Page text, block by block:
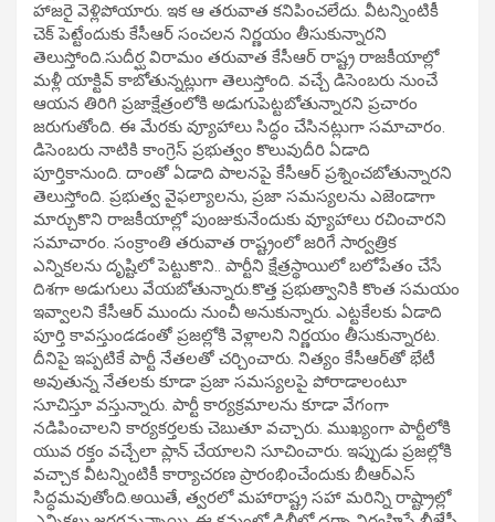
హాజరై వెళ్లిపోయారు. ఇక ఆ తరువాత కనిపించలేదు. వీటన్నింటికీ
చెక్ పెట్టేందుకు కేసీఆర్ సంచలన నిర్ణయం తీసుకున్నారని
తెలుస్తోంది.సుదీర్ఘ విరామం తరువాత కేసీఆర్ రాష్ట్ర రాజకీయాల్లో
మళ్లీ యాక్టివ్ కాబోతున్నట్లుగా తెలుస్తోంది. వచ్చే డిసెంబరు నుంచే
ఆయన తిరిగి ప్రజాక్షేత్రంలోకి అడుగుపెట్టబోతున్నారని ప్రచారం
జరుగుతోంది. ఈ మేరకు వ్యూహాలు సిద్ధం చేసినట్లుగా సమాచారం.
డిసెంబరు నాటికి కాంగ్రెస్ ప్రభుత్వం కొలువుదీరి ఏడాది
పూర్తికానుంది. దాంతో ఏడాది పాలనపై కేసీఆర్ ప్రశ్నించబోతున్నారని
తెలుస్తోంది. ప్రభుత్వ వైఫల్యాలను, ప్రజా సమస్యలను ఎజెండాగా
మార్చుకొని రాజకీయాల్లో పుంజుకునేందుకు వ్యూహాలు రచించారని
సమాచారం. సంక్రాంతి తరువాత రాష్ట్రంలో జరిగే సార్వత్రిక
ఎన్నికలను దృష్టిలో పెట్టుకొని.. పార్టీని క్షేత్రస్థాయిలో బలోపేతం చేసే
దిశగా అడుగులు వేయబోతున్నారు.కొత్త ప్రభుత్వానికి కొంత సమయం
ఇవ్వాలని కేసీఆర్ ముందు నుంచీ అనుకున్నారు. ఎట్టకేలకు ఏడాది
పూర్తి కావస్తుండడంతో ప్రజల్లోకి వెళ్లాలని నిర్ణయం తీసుకున్నారట.
దీనిపై ఇప్పటికే పార్టీ నేతలతో చర్చించారు. నిత్యం కేసీఆర్‌తో భేటీ
అవుతున్న నేతలకు కూడా ప్రజా సమస్యలపై పోరాడాలంటూ
సూచిస్తూ వస్తున్నారు. పార్టీ కార్యక్రమాలను కూడా వేగంగా
నడిపించాలని కార్యకర్తలకు చెబుతూ వచ్చారు. ముఖ్యంగా పార్టీలోకి
యువ రక్తం వచ్చేలా ప్లాన్ చేయాలని సూచించారు. ఇప్పుడు ప్రజల్లోకి
వచ్చాక వీటన్నింటికీ కార్యాచరణ ప్రారంభించేందుకు బీఆర్ఎస్
సిద్ధమవుతోంది.అయితే, త్వరలో మహారాష్ట్ర సహా మరిన్ని రాష్ట్రాల్లో